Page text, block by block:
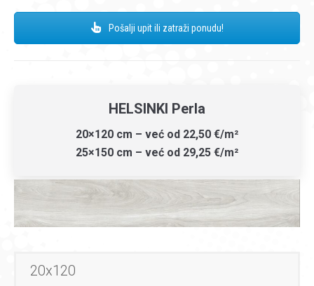
Pošalji upit ili zatraži ponudu!
HELSINKI Perla
20×120 cm – već od 22,50 €/m²
25×150 cm – već od 29,25 €/m²
20x120